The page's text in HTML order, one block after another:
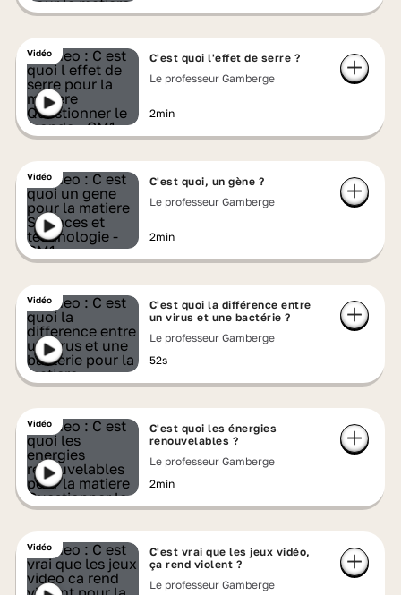
Vidéo
C'est quoi l'effet de serre ?
Le professeur Gamberge
2min
Vidéo
C'est quoi, un gène ?
Le professeur Gamberge
2min
Vidéo
C'est quoi la différence entre
un virus et une bactérie ?
Le professeur Gamberge
52s
Vidéo
C'est quoi les énergies
renouvelables ?
Le professeur Gamberge
2min
Vidéo
C'est vrai que les jeux vidéo,
ça rend violent ?
Le professeur Gamberge